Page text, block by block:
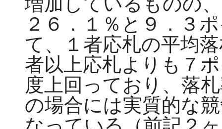
２６．１％と９．３
て、１者応札の平均
者以上応札よりも７
度上回っており、落
の場合には実質的な